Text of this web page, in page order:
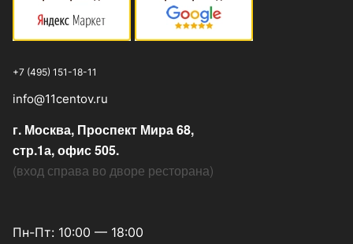
+7 (495) 151-18-11
info@11centov.ru
г. Москва, Проспект Мира 68,
стр.1а, офис 505.
(вход справа во дворе ресторана)
Пн-Пт: 10:00 — 18:00